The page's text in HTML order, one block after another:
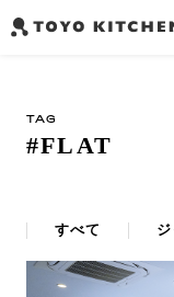
オープンキッチン
実例から探す
私たちについて
ジャーナルを読む
TAG
#FLAT
すべて